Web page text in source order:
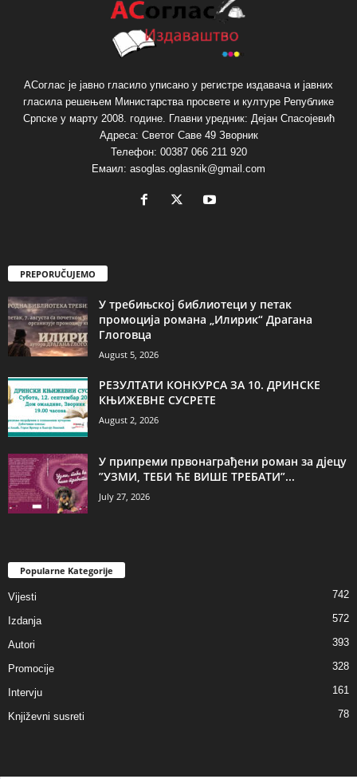
АСоглас је јавно гласило уписано у регистре издавача и јавних
гласила решењем Министарства просвете и културе Републике
Српске у марту 2008. године. Главни уредник: Дејан Спасојевић
Адреса: Светог Саве 49 Зворник
Телефон: 00387 066 211 920
Емаил: asoglas.oglasnik@gmail.com
PREPORUČUJEMO
У требињској библиотеци у петак
промоција романа „Илирик“ Драгана
Глоговца
August 5, 2026
РЕЗУЛТАТИ КОНКУРСА ЗА 10. ДРИНСКЕ
КЊИЖЕВНЕ СУСРЕТЕ
August 2, 2026
У припреми првонаграђени роман за дјецу
”УЗМИ, ТЕБИ ЋЕ ВИШЕ ТРЕБАТИ”...
July 27, 2026
Popularne Kategorije
Vijesti 742
Izdanja 572
Autori 393
Promocije 328
Intervju 161
Književni susreti 78